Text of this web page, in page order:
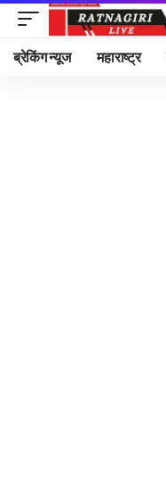
ब्रेकिंग न्यूज महाराष्ट्र